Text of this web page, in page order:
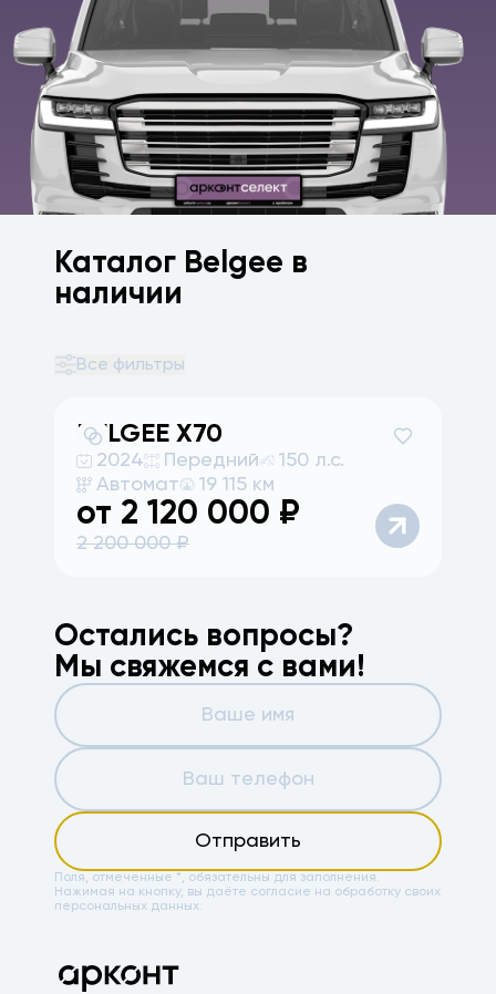
Каталог Belgee в
наличии
BELGEE X70
2024 Передний
150 л.с.
Автомат
19 115 км
от 2 120 000 ₽
2 200 000₽
Все фильтры
Остались вопросы?
Мы свяжемся с вами!
Отправить
Поля, отмеченные *, обязательны для заполнения.
Нажимая на кнопку, вы даёте согласие на обработку своих
персональных данных.